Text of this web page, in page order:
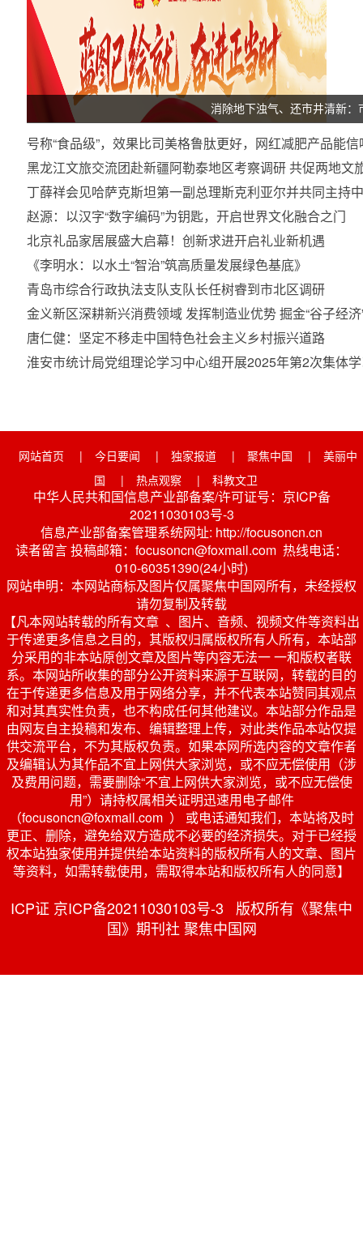
消除地下浊气、还市井清新
号称“食品级”，效果比司美格鲁肽更好，网红减肥产品能
黑龙江文旅交流团赴新疆阿勒泰地区考察调研 共促两地文
丁薛祥会见哈萨克斯坦第一副总理斯克利亚尔并共同主持
赵源：以汉字“数字编码”为钥匙，开启世界文化融合之门
北京礼品家居展盛大启幕！创新求进开启礼业新机遇
《李明水：以水土“智治”筑高质量发展绿色基底》
青岛市综合行政执法支队支队长任树睿到市北区调研
金义新区深耕新兴消费领域 发挥制造业优势 掘金“谷子经济
唐仁健：坚定不移走中国特色社会主义乡村振兴道路
淮安市统计局党组理论学习中心组开展2025年第2次集体
网站首页 | 今日要闻 | 独家报道 | 聚焦中国 |
美丽中
国
| 热点观察 | 科教文卫
中华人民共和国信息产业部备案/许可证号：京ICP备
20211030103号-3
信息产业部备案管理系统网址: http://focusoncn.cn
读者留言 投稿邮箱：focusoncn@foxmail.com 热线电话：
010-60351390(24小时)
网站申明：本网站商标及图片仅属聚焦中国网所有，未经授权
请勿复制及转载
【凡本网站转载的所有文章 、图片、音频、视频文件等资料出
于传递更多信息之目的，其版权归属版权所有人所有，本站部
分采用的非本站原创文章及图片等内容无法一 一和版权者联
系。本网站所收集的部分公开资料来源于互联网，转载的目的
在于传递更多信息及用于网络分享，并不代表本站赞同其观点
和对其真实性负责，也不构成任何其他建议。本站部分作品是
由网友自主投稿和发布、编辑整理上传，对此类作品本站仅提
供交流平台，不为其版权负责。如果本网所选内容的文章作者
及编辑认为其作品不宜上网供大家浏览，或不应无偿使用（涉
及费用问题，需要删除“不宜上网供大家浏览，或不应无偿使
用”）请持权属相关证明迅速用电子邮件
（focusoncn@foxmail.com ） 或电话通知我们，本站将及时
更正、删除，避免给双方造成不必要的经济损失。对于已经授
权本站独家使用并提供给本站资料的版权所有人的文章、图片
等资料，如需转载使用，需取得本站和版权所有人的同意】
ICP证 京ICP备20211030103号-3 版权所有《聚焦中
国》期刊社 聚焦中国网